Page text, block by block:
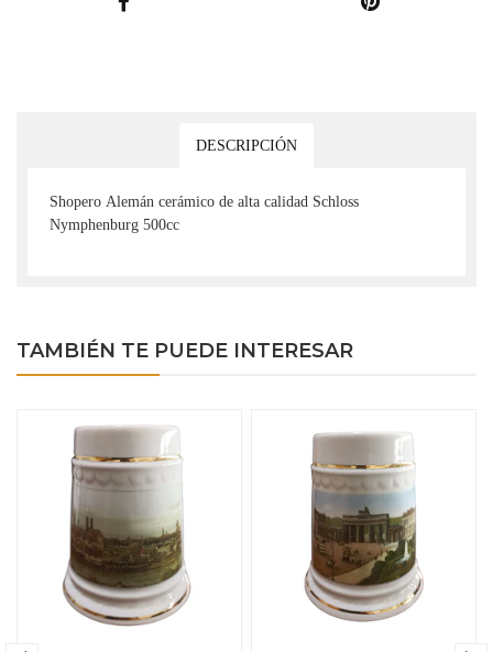
DESCRIPCIÓN
Shopero Alemán cerámico de alta calidad Schloss
Nymphenburg 500cc
TAMBIÉN TE PUEDE INTERESAR